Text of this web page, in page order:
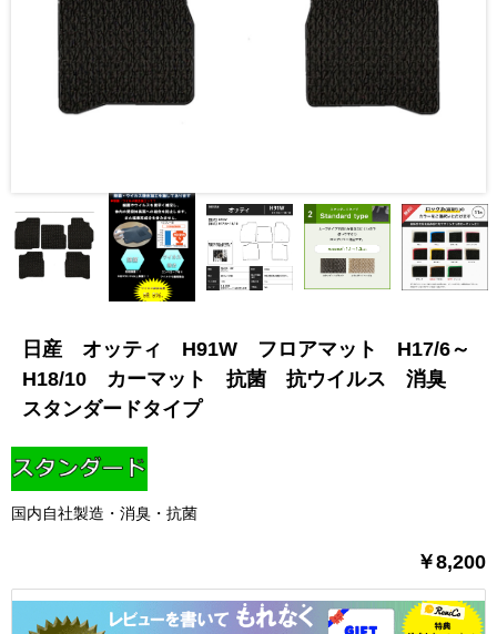
日産 オッティ H91W フロアマット H17/6～
H18/10 カーマット 抗菌 抗ウイルス 消臭
スタンダードタイプ
国内自社製造・消臭・抗菌
￥8,200